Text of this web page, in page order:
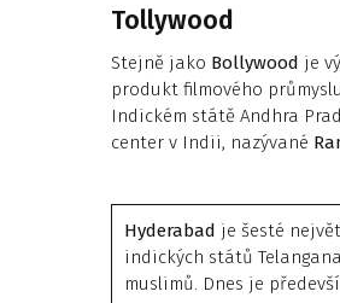
Tollywood
Stejně jako Bollywood je
produkt filmového
Indickém státě Andhra
center v Indii, nazývané
Hyderabad je šesté
indických států
muslimů. Dnes je